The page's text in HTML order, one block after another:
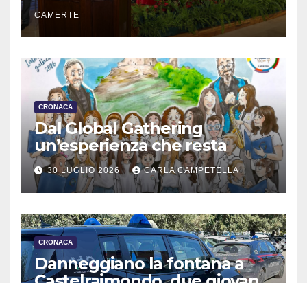
CAMERTE
CRONACA
Dal Global Gathering
un’esperienza che resta
30 LUGLIO 2026 CARLA CAMPETELLA
CRONACA
Danneggiano la fontana a